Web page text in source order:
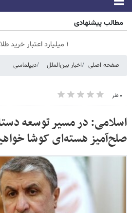
مطالب پیشنهادی
۱ میلیارد اعتبار خرید طلا | بدون ضامن و چک
صفحه اصلی اخبار بین‌الملل دیپلماسی
۰ نفر
اسلامی: در مسیر توسعه
صلح‌آمیز هسته‌ای کوشا